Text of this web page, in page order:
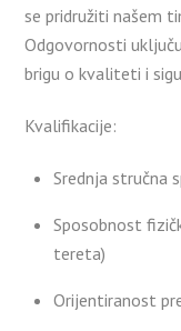
se pridružiti našem
Odgovornosti
brigu o kvaliteti i
Kvalifikacije:
Srednja stručna
Sposobnost
tereta)
Orijentiranost